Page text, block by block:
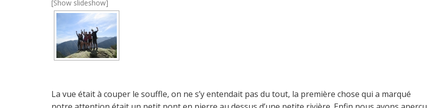
[Show slideshow]
La vue était à couper le souffle, on ne s’y entendait pas du tout, la première chose qui a marqué